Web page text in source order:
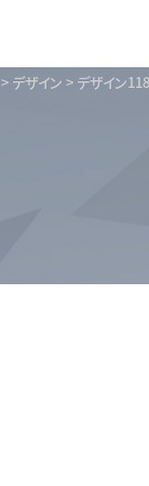
> デザイン > デザイン118